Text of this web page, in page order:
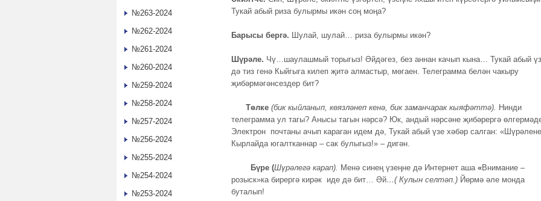
Тукай абый риза булырмы икән соң моңа?
Барысы бергә. Шулай, шулай… риза булырмы икән?
Шүрәле. Чү…шаулашмый торыгыз! Әйдәгез, без аннан качып кына… Тукай абый
дә тиз генә Кыйгыга килеп җитә алмастыр, мөгаен. Телеграмма белән чакыру
җибәрмәгәнсездер бит?
Төлке (бик кыйланып, көязләнеп кенә, бик заманчарак кыяфәттә). Нинди
телеграмма ул тагы? Анысы тагын нәрсә? Юк, андый нәрсәне җибәрергә
Электрон почтаны ачып караган идем дә, Тукай абый үзе хәбәр салган: «Шүрәлене
Кырлайда югалтканнар – сак булыгыз!» – дигән.
Бүре (Шүрәлегә карап). Менә синең үзеңне дә Интернет аша«Внимание –
розыск»ка бирергә кирәк иде дә бит… Әй…( Кулын селтәп.) Йөрмә әле монда
буталып!
№263-2024
№262-2024
№261-2024
№260-2024
№259-2024
№258-2024
№257-2024
№256-2024
№255-2024
№254-2024
№253-2024